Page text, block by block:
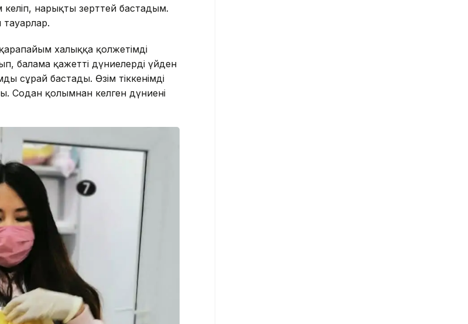
келіп, нарықты зерттей бастадым.
халыққа қолжетімді
балама қажетті дүниелерді үйден
сұрай бастады. Өзім тіккенімді
Содан қолымнан келген дүниені